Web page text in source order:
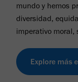
mundo y hemos
diversidad,
imperativo moral,
Explore más